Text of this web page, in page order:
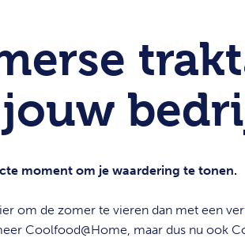
moment om je waardering te tonen.
om de zomer te vieren dan met een
Coolfood@Home, maar dus nu ook